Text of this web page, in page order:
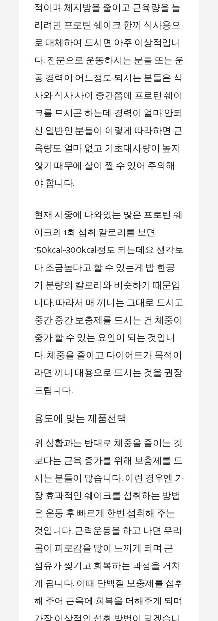
적이며 체지방을 줄이고 근육량을 늘
리려면 프로틴 쉐이크 한끼 식사용으
로 대체하여 드시면 아주 이상적입니
다. 전문으로 운동하시는 분들 또는 운
동 경력이 어느정도 되시는 분들은 식
사와 식사 사이 중간쯤에 프로틴 쉐이
크를 드시곤 하는데 경력이 얼마 안되
신 일반인 분들이 이렇게 따라하면 근
육량도 얼마 없고 기초대사량이 높지
않기 때무에 살이 찔 수 있어 주의해
야 합니다.
현재 시중에 나와있는 많은 프로틴 쉐
이크의 1회 섭취 칼로리를 보면
150kcal~300kcal정도 되는데요 생각보
다 조금높다고 할 수 있는게 밥 한공
기 분량의 칼로리와 비슷하기 때문입
니다. 따라서 매 끼니는 그대로 드시고
중간 중간 보충제를 드시는 건 체중이
중가 할 수 있는 요인이 되는 것입니
다. 체중을 줄이고 다이어트가 목적이
라면 끼니 대용으로 드시는 것을 권장
드립니다.
용도에 맞는 제품선택
위 상황과는 반대로 체중을 줄이는 것
보다는 근육 증가를 위해 보충제를 드
시는 분들이 많습니다. 이런 경우엔 가
장 효과적인 쉐이크를 섭취하는 방법
은 운동 후 빠르게 한번 섭취해 주는
것입니다. 근력운동을 하고 나면 우리
몸이 피로감을 많이 느끼게 되며 근
섬유가 찢기고 회복하는 과정을 거치
게 됩니다. 이때 단백질 보충제를 섭취
해 주어 근육에 회복을 더해주게 되며